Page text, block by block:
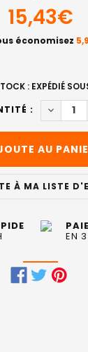
15,43€
économisez
: EXPÉDIÉ
:
À MA LISTE
EN